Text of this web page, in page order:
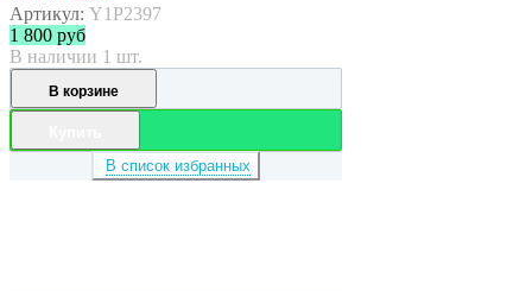
Артикул: Y1P2397
1 800 руб
В наличии 1 шт.
В корзине
В список избранных